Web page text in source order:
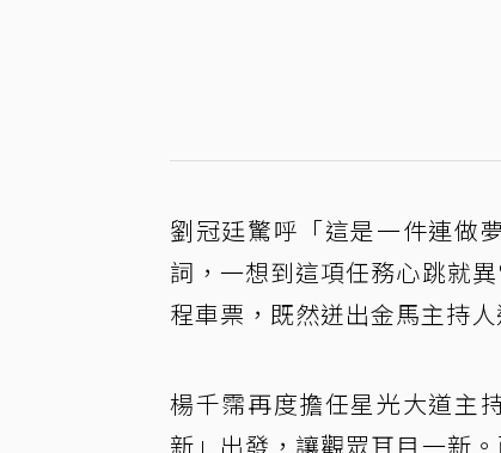
劉冠廷驚呼「這是一件連做
詞，一想到這項任務心跳就
程車票，既然迸出金馬主持
楊千霈再度擔任星光大道主
新」出發，讓觀眾耳目一新